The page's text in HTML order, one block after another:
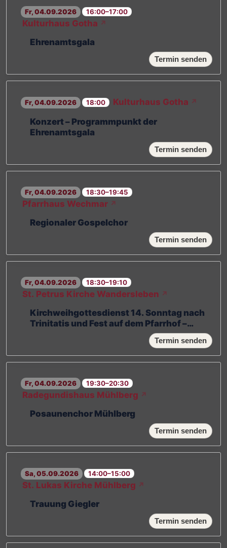
Fr, 04.09.2026 16:00–17:00
Kulturhaus Gotha ↗
Ehrenamtsgala
Termin senden
Fr, 04.09.2026 18:00 Kulturhaus Gotha ↗
Konzert – Programmpunkt der
Ehrenamtsgala
Termin senden
Fr, 04.09.2026 18:30–19:45
Pfarrhaus Wechmar ↗
Regionaler Gospelchor
Termin senden
Fr, 04.09.2026 18:30–19:10
St. Petrus Kirche Wandersleben ↗
Kirchweihgottesdienst 14. Sonntag nach
Trinitatis und Fest auf dem Pfarrhof –
Termin senden
Fr, 04.09.2026 19:30–20:30
Radegundishaus Mühlberg ↗
Posaunenchor Mühlberg
Termin senden
Sa, 05.09.2026 14:00–15:00
St. Lukas Kirche Mühlberg ↗
Trauung Giegler
Termin senden